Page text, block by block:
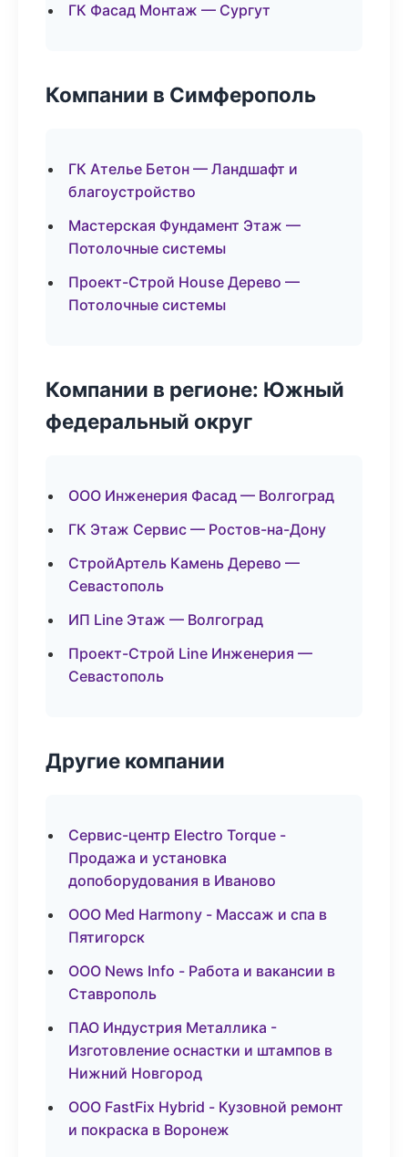
ГК Фасад Монтаж — Сургут
Компании в Симферополь
ГК Ателье Бетон — Ландшафт и
благоустройство
Мастерская Фундамент Этаж —
Потолочные системы
Проект-Строй House Дерево —
Потолочные системы
Компании в регионе: Южный
федеральный округ
ООО Инженерия Фасад — Волгоград
ГК Этаж Сервис — Ростов-на-Дону
СтройАртель Камень Дерево —
Севастополь
ИП Line Этаж — Волгоград
Проект-Строй Line Инженерия —
Севастополь
Другие компании
Сервис-центр Electro Torque -
Продажа и установка
допоборудования в Иваново
ООО Med Harmony - Массаж и спа в
Пятигорск
ООО News Info - Работа и вакансии в
Ставрополь
ПАО Индустрия Металлика -
Изготовление оснастки и штампов в
Нижний Новгород
ООО FastFix Hybrid - Кузовной ремонт
и покраска в Воронеж